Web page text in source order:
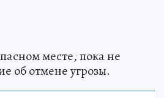
месте, пока не
об отмене угрозы.